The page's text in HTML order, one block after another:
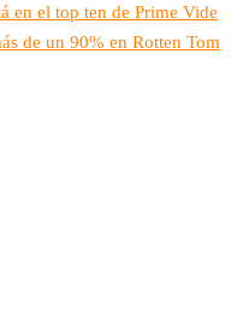
en el top ten de Prime Vide
de un 90% en Rotten Tom